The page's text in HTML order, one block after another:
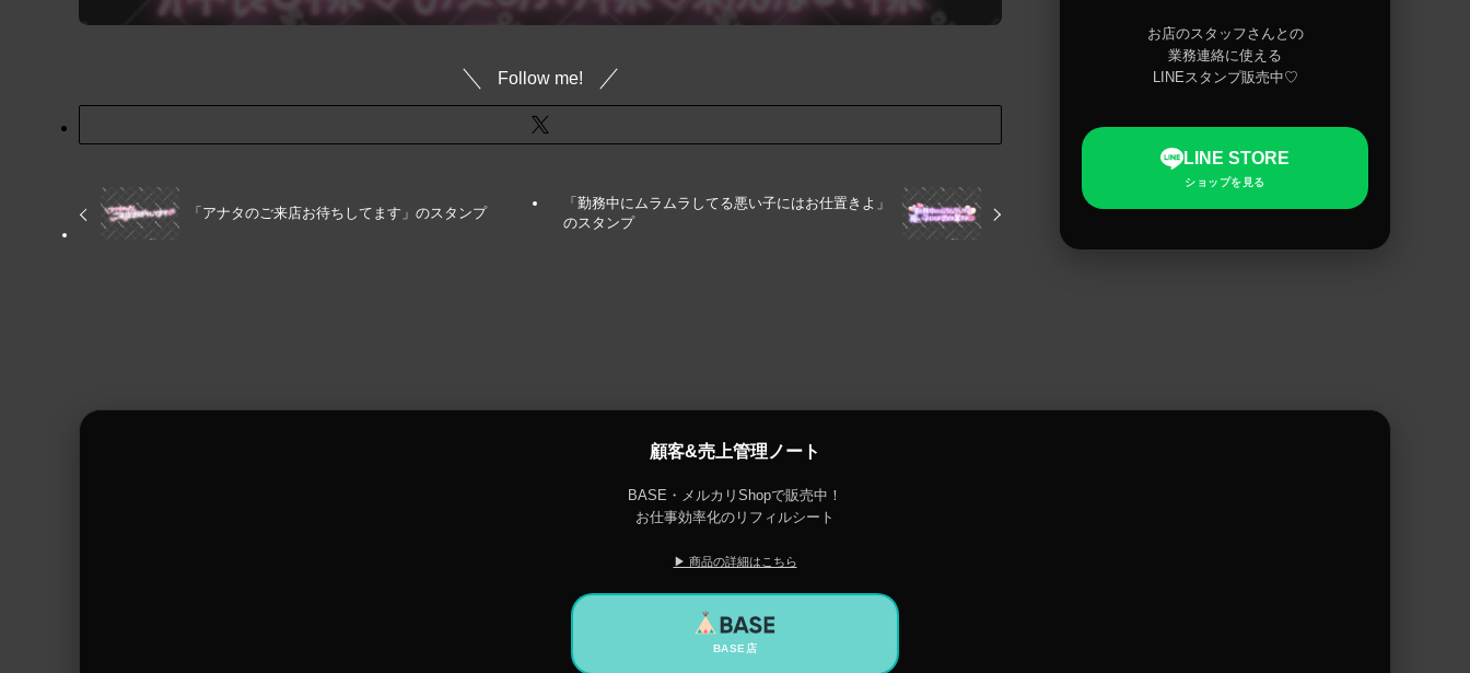
Follow me!
「アナタのご来店お待ちしてます」のスタンプ
「勤務中にムラムラしてる悪い子にはお仕置きよ」
のスタンプ
お店のスタッフさんとの
業務連絡に使える
LINEスタンプ販売中♡
LINE STORE
ショップを見る
顧客&売上管理ノート
BASE・メルカリShopで販売中！
お仕事効率化のリフィルシート
▶ 商品の詳細はこちら
BASE店